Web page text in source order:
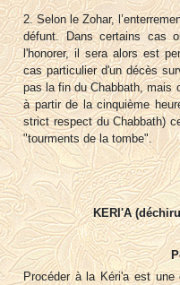
2. Selon le Zohar,
défunt. Dans certains cas
l'honorer, il sera alors est
cas particulier d'un décès
pas la fin du Chabbath, mais
à partir de la cinquième
strict respect du Chabbath)
"tourments de la tombe".
KERI'A
Procéder à la Kéri'a est une